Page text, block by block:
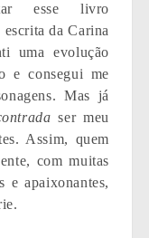
esse livro
da Carina
uma evolução
e consegui me
Mas já
ser meu
Assim, quem
com muitas
e apaixonantes,